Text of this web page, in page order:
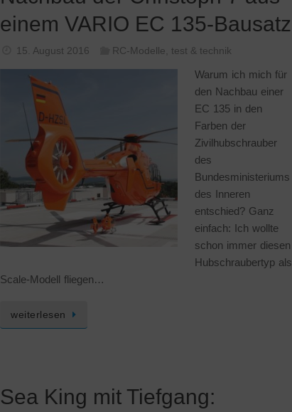
einem VARIO EC 135-Bausatz
15. August 2016 RC-Modelle test & technik
Warum ich mich für
den Nachbau einer
EC 135 in den
Farben der
Zivilhubschrauber
des
Bundesministeriums
des Inneren
entschied? Ganz
einfach: Ich wollte
schon immer diesen
Hubschraubertyp als
Scale-Modell fliegen…
weiterlesen
Sea King mit Tiefgang: